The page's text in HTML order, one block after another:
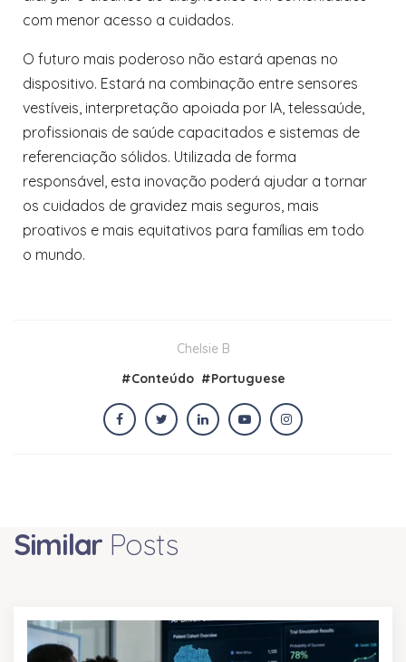
com menor acesso a cuidados.
O futuro mais poderoso não estará apenas no
dispositivo. Estará na combinação entre sensores
vestíveis, interpretação apoiada por IA, telessaúde,
profissionais de saúde capacitados e sistemas de
referenciação sólidos. Utilizada de forma
responsável, esta inovação poderá ajudar a tornar
os cuidados de gravidez mais seguros, mais
proativos e mais equitativos para famílias em todo
o mundo.
Chelsie B
#Conteúdo #Portuguese
Similar Posts